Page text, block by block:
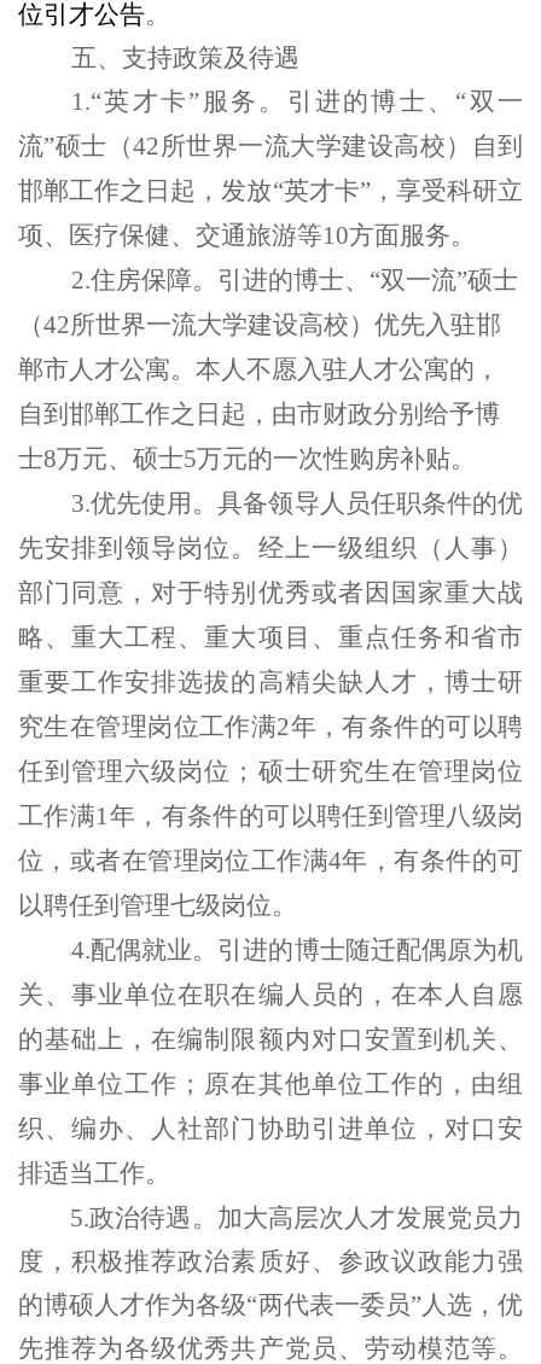
位引才公告。
五、支持政策及待遇
1.“英才卡”服务。引进的博士、“双一
流”硕士 （42所世界一流大学建设高校） 自到
邯郸工作之日起，发放“英才卡”， 享受科研立
项、医疗保健、交通旅游等10方面服务。
2.住房保障。 引进的博士、 “双一流”硕士
（42所世界一流大学建设高校）优先入驻邯
郸市人才公寓。本人不愿入驻人才公寓的，
自到邯郸工作之日起， 由市财政分别给予博
士8万元、硕士5万元的一次性购房补贴。
3.优先使用。具备领导人员任职条件的优
先安排到领导岗位。经上一级组织（人事）
部门同意，对于特别优秀或者因国家重大战
略、重大工程、重大项目、重点任务和省市
重要工作安排选拔的高精尖缺人才，博士研
究生在管理岗位工作满2年，有条件的可以聘
任到管理六级岗位；硕士研究生在管理岗位
工作满1年，有条件的可以聘任到管理八级岗
位，或者在管理岗位工作满4年，有条件的可
以聘任到管理七级岗位。
4.配偶就业。 引进的博士随迁配偶原为机
关、事业单位在职在编人员的，在本人自愿
的基础上，在编制限额内对口安置到机关、
事业单位工作；原在其他单位工作的，由组
织、编办、人社部门协助引进单位，对口安
排适当工作。
5.政治待遇。 加大高层次人才发展党员力
度，积极推荐政治素质好、参政议政能力强
的博硕人才作为各级“两代表一委员”人选，优
先推荐为各级优秀共产党员、劳动模范等。